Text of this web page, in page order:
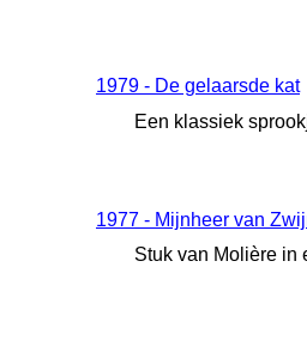
1979 - De gelaarsde kat
Een klassiek
1977 - Mijnheer van
Stuk van Molière in